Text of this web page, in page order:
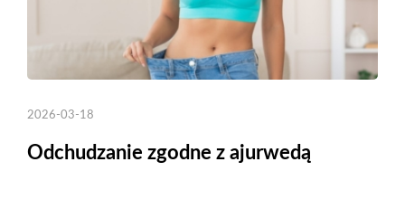
2026-03-18
Odchudzanie zgodne z ajurwedą